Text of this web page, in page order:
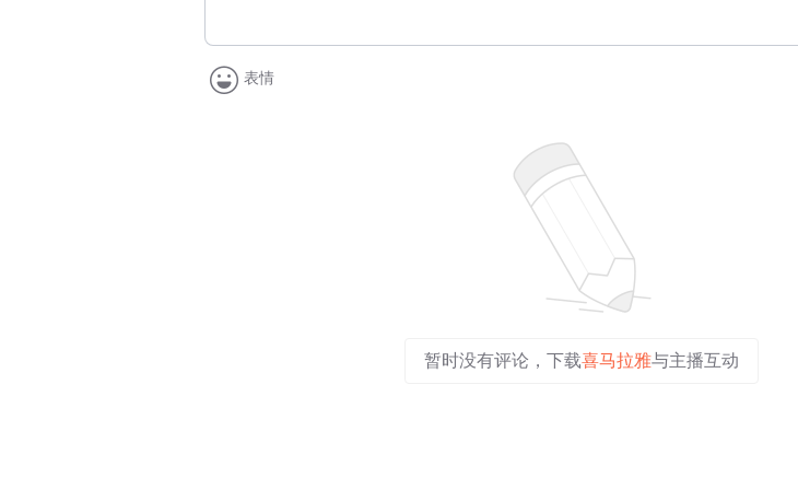
表情
暂时没有评论，下载喜马拉雅与主播互动